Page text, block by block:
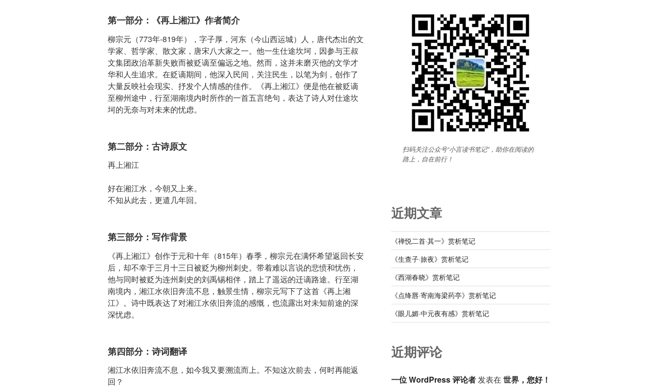
第一部分：《再上湘江》作者简介
柳宗元（773年-819年），字子厚，河东（今山西运城）人，唐代杰出的文
学家、哲学家、散文家，唐宋八大家之一。他一生仕途坎坷，因参与王叔
文集团政治革新失败而被贬谪至偏远之地。然而，这并未磨灭他的文学才
华和人生追求。在贬谪期间，他深入民间，关注民生，以笔为剑，创作了
大量反映社会现实、抒发个人情感的佳作。《再上湘江》便是他在被贬谪
至柳州途中，行至湖南境内时所作的一首五言绝句，表达了诗人对仕途坎
坷的无奈与对未来的忧虑。
第二部分：古诗原文
再上湘江
好在湘江水，今朝又上来。
不知从此去，更遣几年回。
第三部分：写作背景
《再上湘江》创作于元和十年（815年）春季，柳宗元在满怀希望返回长安
后，却不幸于三月十三日被贬为柳州刺史。带着难以言说的悲愤和忧伤，
他与同时被贬为连州刺史的刘禹锡相伴，踏上了遥远的迁谪路途。行至湖
南境内，湘江水依旧奔流不息，触景生情，柳宗元写下了这首《再上湘
江》。诗中既表达了对湘江水依旧奔流的感慨，也流露出对未知前途的深
深忧虑。
第四部分：诗词翻译
湘江水依旧奔流不息，如今我又要溯流而上。不知这次前去，何时再能返
回？
扫码关注公众号“小言读书笔记”，助你在阅读的
路上，自在前行！
近期文章
《禅悦二首·其一》赏析笔记
《生查子·旅夜》赏析笔记
《西湖春晓》赏析笔记
《点绛唇·寄南海梁药亭》赏析笔记
《眼儿媚·中元夜有感》赏析笔记
近期评论
一位 WordPress 评论者发表在 世界，您好！